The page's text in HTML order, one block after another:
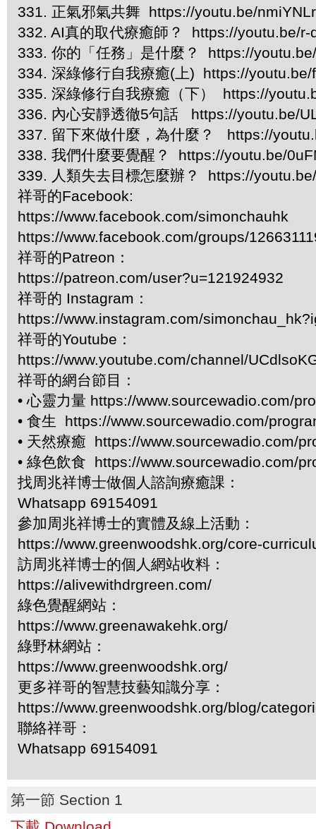
331. 正氣邪氣共舞 https://youtu.be/
332. AI真的取代療癒師？ https://youtu.be/r-
333. 你的「任務」是什麼？ https://
334. 深綠修行自我療癒(上) https://youtu.be/
335. 深綠修行自我療癒（下） https://
336. 內心安靜透徹5句話 https://youtu.be/
337. 留下來做什麼，為什麼？ https://
338. 我們什麼要覺醒？ https://youtu.be/
339. 人類失去目標怎麼辦？ https://
祥哥的Facebook:
https://www.facebook.com/simonchauhk
https://www.facebook.com/groups/
祥哥的Patreon：
https://patreon.com/user?u=121924932
祥哥的 Instagram：
https://www.instagram.com/
祥哥的Youtube：
https://www.youtube.com/channel/
祥哥的網台節目：
• 心靈力量 https://www.sourcewadio.com/
• 食生 https://www.sourcewadio.com/
• 天然療癒 https://www.sourcewadio.com/
• 綠色飲食 https://www.sourcewadio.com/
找周兆祥博士做個人諮詢療癒課：
Whatsapp 69154091
參加周兆祥博士的實體及線上活動：
https://www.greenwoodshk.org/core-
訪周兆祥博士的個人網站收料：
https://alivewithdrgreen.com/
綠色覺醒網站：
https://www.greenawakehk.org/
綠野林網站：
https://www.greenwoodshk.org/
更多祥哥的智慧技藝知識分享：
https://www.greenwoodshk.org/blog/
聯絡祥哥：
Whatsapp 69154091
第一節 Section 1